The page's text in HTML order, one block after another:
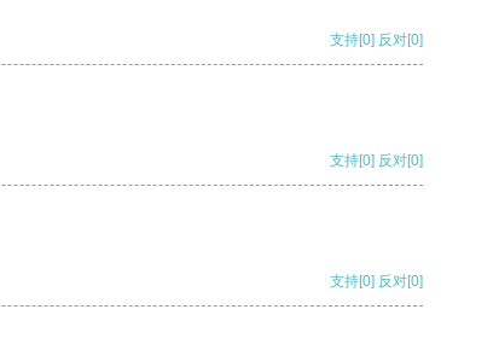
支持[0] 反对[0]
支持[0] 反对[0]
支持[0] 反对[0]